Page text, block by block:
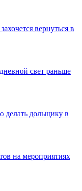
вернуться в
свет раньше
делать дольщику в
на мероприятиях